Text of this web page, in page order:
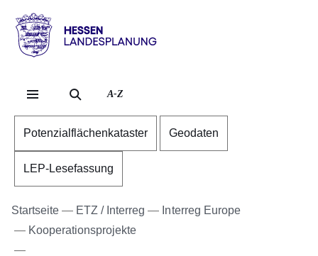
Hessen
LandesplanungA-Z
Potenzialflächenkataster Geodaten
LEP-Lesefassung
Startseite ETZ / Interreg
Interreg Europe
Kooperationsprojekte